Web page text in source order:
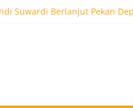
Suwardi Berlanjut Pekan
Exit Tol Pegandon
Sistem Social Media Tracking